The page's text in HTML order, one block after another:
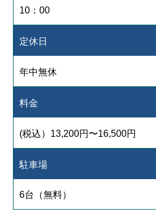
10：00
定休日
年中無休
料金
(税込）13,200円〜16,500円
駐車場
6台（無料）